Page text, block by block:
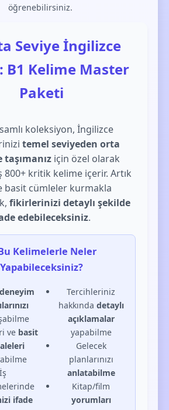
öğrenebilirsiniz.
Seviye İngilizce
B1 Kelime Master
Paketi
koleksiyon, İngilizce
temel seviyeden orta
taşımanıziçin özel olarak
800+ kritik kelime içerir. Artık
basit cümleler kurmakla
fikirlerinizi detaylı şekilde
edebileceksiniz.
Kelimelerle Neler
Yapabileceksiniz?
deneyim
ve basit
İş
ifade
Tercihleriniz
hakkında detaylı
açıklamalar
yapabilme
Gelecek
planlarınızı
anlatabilme
Kitap/film
yorumları